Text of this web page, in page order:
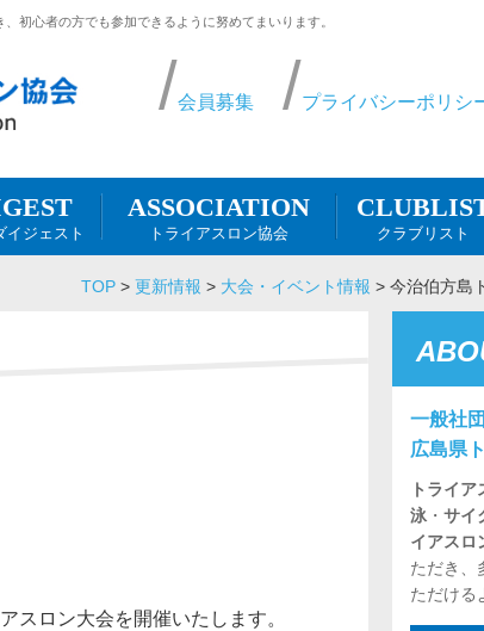
初心者の方でも参加できるように努めてまいります。
会員募集 プライバシーポリシ
イジェスト
ASSOCIATION
トライアスロン協会 クラブリスト
TOP > 更新情報 > 大会・イベント情報 > 今治伯方島
スロン大会を開催いたします。
一般社
広島県
トライア
泳 ・ サイ
イアスロ
ただき、
ただける